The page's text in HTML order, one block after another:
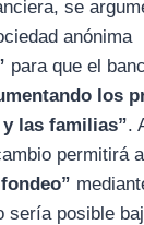
se
anónima
para que el
los
las familias”.
permitirá
sería posible